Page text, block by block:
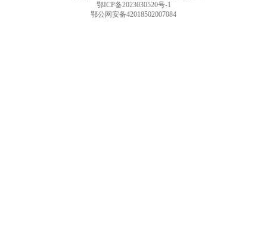
鄂ICP备2023030520号-1
鄂公网安备42018502007084